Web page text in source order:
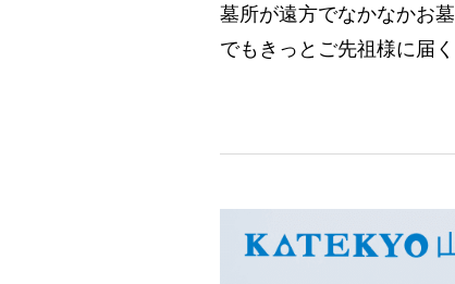
墓所が遠方でなかなかお
でもきっとご先祖様に届